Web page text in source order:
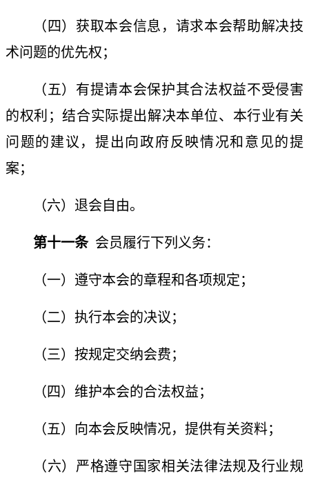
（四）获取本会信息，请求本会帮助解决技
术问题的优先权；
（五）有提请本会保护其合法权益不受侵害
的权利；结合实际提出解决本单位、本行业有关
问题的建议，提出向政府反映情况和意见的提
案；
（六）退会自由。
第十一条 会员履行下列义务：
（一）遵守本会的章程和各项规定；
（二）执行本会的决议；
（三）按规定交纳会费；
（四）维护本会的合法权益；
（五）向本会反映情况，提供有关资料；
（六）严格遵守国家相关法律法规及行业规